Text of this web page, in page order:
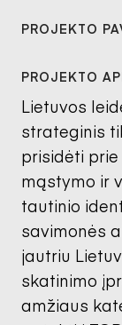
Lietuvos
strateginis
prisidėti
mąstymo ir
tautinio
savimonės
jautriu
skatinimo
amžiaus